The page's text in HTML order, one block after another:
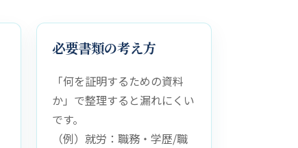
必要書類の考え方
「何を証明するための資料
か」で整理すると漏れにくい
です。
（例）就労：職務・学歴/職